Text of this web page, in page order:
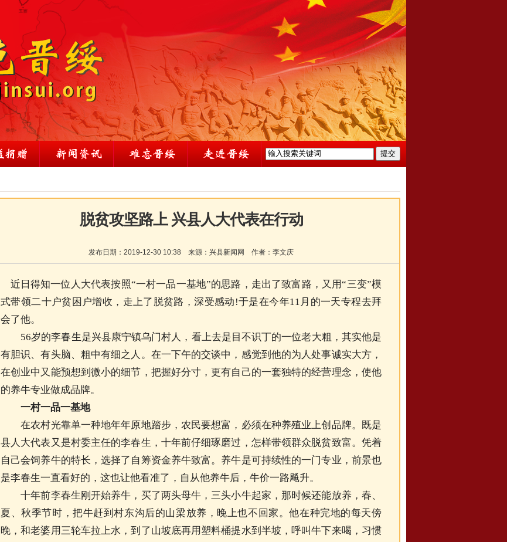
脱贫攻坚路上 兴县人大代表在行动
发布日期： 2019-12-30 10:38 来源： 兴县新闻网 作者： 李文庆
近日得知一位人大代表按照“一村一品一基地”的思路，走出了致富路，又用“三变”模
式带领二十户贫困户增收，走上了脱贫路，深受感动!于是在今年11月的一天专程去拜
会了他。
56岁的李春生是兴县康宁镇乌门村人，看上去是目不识丁的一位老大粗，其实他是
有胆识、有头脑、粗中有细之人。在一下午的交谈中，感觉到他的为人处事诚实大方，
在创业中又能预想到微小的细节，把握好分寸，更有自己的一套独特的经营理念，使他
的养牛专业做成品牌。
一村一品一基地
在农村光靠单一种地年年原地踏步，农民要想富，必须在种养殖业上创品牌。既是
县人大代表又是村委主任的李春生，十年前仔细琢磨过，怎样带领群众脱贫致富。凭着
自己会饲养牛的特长，选择了自筹资金养牛致富。养牛是可持续性的一门专业，前景也
是李春生一直看好的，这也让他看准了，自从他养牛后，牛价一路飚升。
十年前李春生刚开始养牛，买了两头母牛，三头小牛起家，那时候还能放养，春、
夏、秋季节时，把牛赶到村东沟后的山梁放养，晚上也不回家。他在种完地的每天傍
晚，和老婆用三轮车拉上水，到了山坡底再用塑料桶提水到半坡，呼叫牛下来喝，习惯